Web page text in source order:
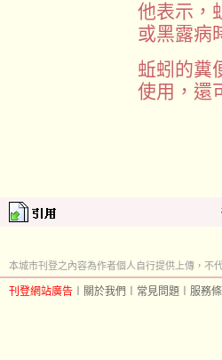
他表示，
或黑露病
蚯蚓的糞
使用，還
本城市刊登之內容為作者個人自行提供上傳，不
刊登網站廣告 關於我們 常見問題 服務